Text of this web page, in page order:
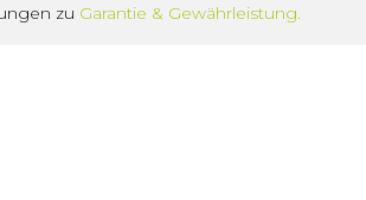
zu Garantie & Gewährleistung.